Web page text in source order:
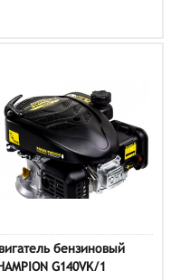
бензиновый
G140VK/1